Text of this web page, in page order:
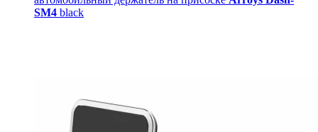
SM4 black